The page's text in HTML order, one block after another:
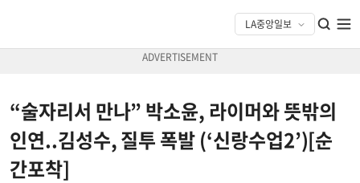
“술자리서 만나” 박소윤, 라이머와 뜻밖의
인연..김성수, 질투 폭발 (‘신랑수업2’)[순
간포착]